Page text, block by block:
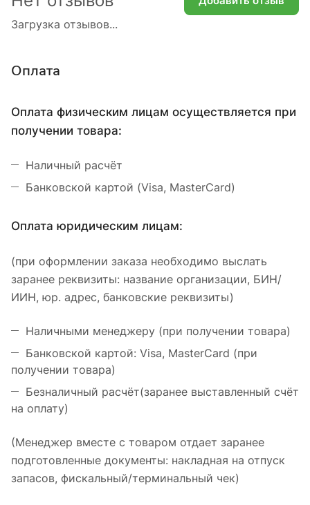
Загрузка отзывов...
Оплата
Оплата физическим лицам осуществляется при
получении товара:
Наличный расчёт
Банковской картой (Visa, MasterCard)
Оплата юридическим лицам:
(при оформлении заказа необходимо выслать
заранее реквизиты: название организации, БИН/
ИИН, юр. адрес, банковские реквизиты)
Наличными менеджеру (при получении товара)
Банковской картой: Visa, MasterCard (при
получении товара)
Безналичный расчёт(заранее выставленный счёт
на оплату)
(Менеджер вместе с товаром отдает заранее
подготовленные документы: накладная на отпуск
запасов, фискальный/терминальный чек)